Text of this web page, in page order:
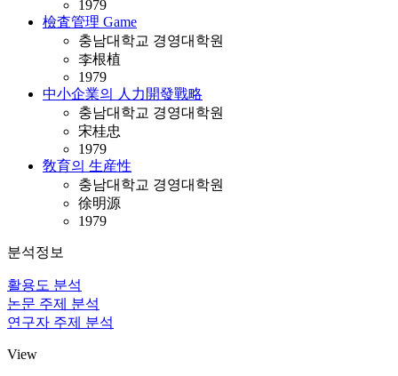
1979
檢査管理 Game
충남대학교 경영대학원
李根植
1979
中小企業의 人力開發戰略
충남대학교 경영대학원
宋桂忠
1979
敎育의 生産性
충남대학교 경영대학원
徐明源
1979
분석정보
활용도 분석
논문 주제 분석
연구자 주제 분석
View